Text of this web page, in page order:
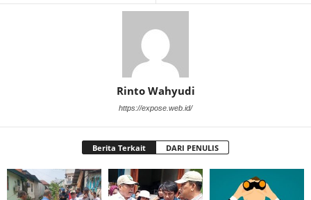
Rinto Wahyudi
https://expose.web.id/
Berita Terkait DARI PENULIS